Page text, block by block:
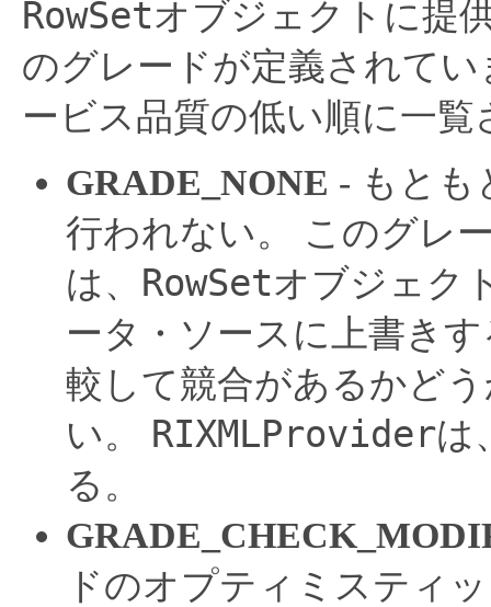
RowSetオブジェクトに提
のグレードが定義されてい
ービス品質の低い順に一覧
GRADE_NONE - もとも
行われない。
このグレ
は、 RowSetオブジェク
ータ・ソースに上書き
較して競合があるかど
い。
RIXMLProviderは
る。
ドのオプティミスティ